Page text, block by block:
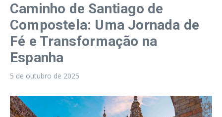
Caminho de Santiago de
Compostela: Uma Jornada de
Fé e Transformação na
Espanha
5 de outubro de 2025